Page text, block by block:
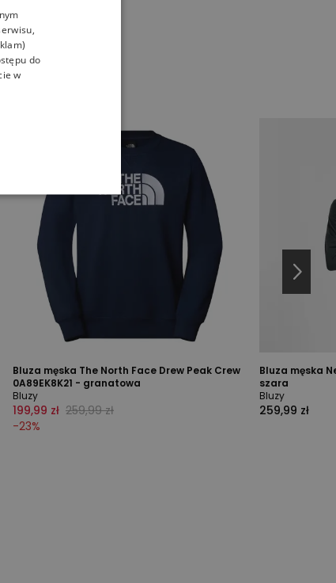
Bluza męska The North Face Drew Peak Crew
0A89EK8K21 - granatowa
Bluzy
199,99 zł 259,99 zł
-23%
Bluza męska
szara
Bluzy
259,99 zł
do
w